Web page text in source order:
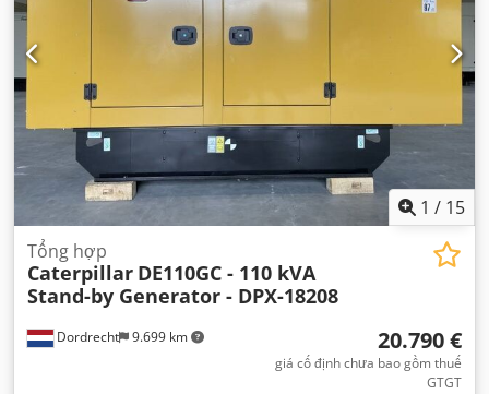
1 / 15
Dordrecht 9.699 km
Tổng hợp
Caterpillar DE110GC - 110 kVA
Stand-by Generator - DPX-18208
20.790 €
giá cố định chưa bao gồm thuế
GTGT